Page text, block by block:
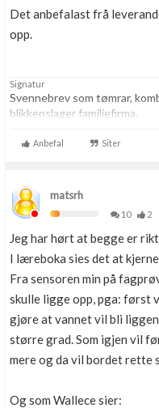
Det anbefalast frå
opp.
Signatur
Svennebrev som tømrar,
blikkenslager familiefirma.
Anbefal Siter
matsrh
10
2
Jeg har hørt at begge er
I læreboka sies det at
Fra sensoren min på
skulle ligge opp, pga: først
gjøre at vannet vil bli
større grad. Som igjen vil
mere og da vil bordet rette
Og som Wallece sier: